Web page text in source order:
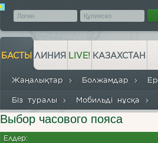
БАСТЫ
Жаңалықтар Болжамдар
Біз туралы Мобильді нұсқа
ЛИНИЯ LIVE! КАЗАХСТАН
Выбор часового пояса
Елдер: